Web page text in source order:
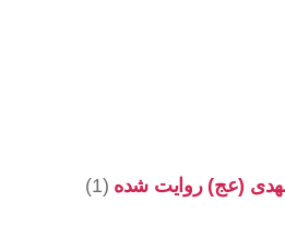
(عج) روایت شده (1)